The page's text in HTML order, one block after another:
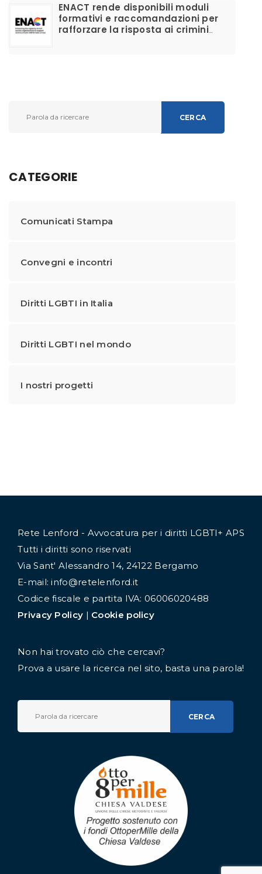
ENACT rende disponibili moduli
formativi e raccomandazioni per
rafforzare la risposta ai crimini
CERCA
CATEGORIE
Comunicati Stampa
Convegni e incontri
Diritti LGBTI in Italia
Diritti LGBTI nel mondo
I nostri progetti
Rete Lenford - Avvocatura per i diritti LGBTI+ APS
Tutti i diritti sono riservati
Via Sant' Alessandro 14, 24122 Bergamo
E-mail: info@retelenford.it
Codice fiscale e partita IVA: 06006020488
Privacy Policy | Cookie policy
Non hai trovato ciò che cercavi?
Prova a usare la ricerca nel sito, basta una parola!
CERCA